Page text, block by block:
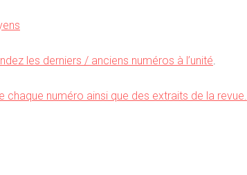
les derniers / anciens numéros à l’unité.
chaque numéro ainsi que des extraits de la revue.